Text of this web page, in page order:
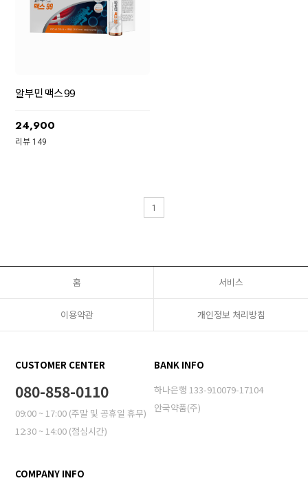
알부민 맥스 99
24,900
리뷰 149
1
홈 서비스
이용약관 개인정보 처리방침
CUSTOMER CENTER
080-858-0110
09:00 ~ 17:00 (주말 및 공휴일 휴무)
12:30 ~ 14:00 (점심시간)
BANK INFO
하나은행 133-910079-17104
안국약품(주)
COMPANY INFO